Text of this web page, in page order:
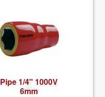
Pipe 1/4" 1000V
6mm